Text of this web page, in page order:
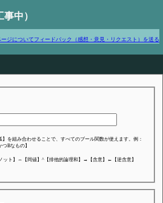
中）
ージについてフィードバック（感想・意見・リクエスト）を送る
を組み合わせることで、すべてのブール関数が使えます。例：
Bなもの】
ット】⇔【同値】^【排他的論理和】→【含意】←【逆含意】